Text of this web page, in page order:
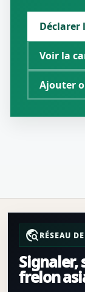
Voir la
Ajouter
travel_exploreRÉSEAU
Signaler,
frelon